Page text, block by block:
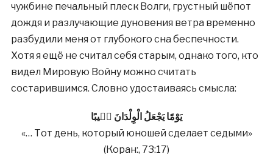
чужбине печальный плеск Волги, грустный шёпот
дождя и разлучающие дуновения ветра временно
разбудили меня от глубокого сна беспечности.
Хотя я ещё не считал себя старым, однако того, кто
видел Мировую Войну можно считать
состарившимся. Словно удостаиваясь смысла:
يَوْمًا يَجْعَلُ الْوِلْدَانَ شٖيبًا
«… Тот день, который юношей сделает седыми»
(Коран:, 73:17)